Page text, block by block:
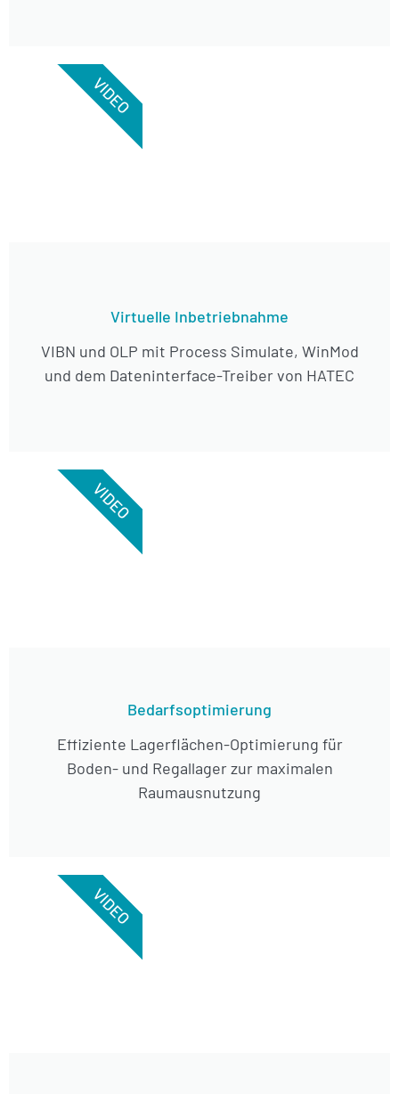
Virtuelle Inbetriebnahme
VIBN und OLP mit Process Simulate, WinMod
und dem Dateninterface-Treiber von HATEC
VIDEO
Bedarfsoptimierung
Effiziente Lagerflächen-Optimierung für
Boden- und Regallager zur maximalen
Raumausnutzung
VIDEO
VIDEO